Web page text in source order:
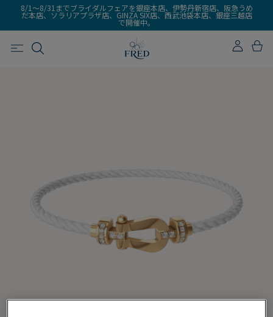
8/1～8/31までブライダルフェアを銀座本店、伊勢丹新宿店、阪急うめ
だ本店、ソラリアプラザ店、GINZA SIX店、西武池袋本店、銀座三越店
で開催中。